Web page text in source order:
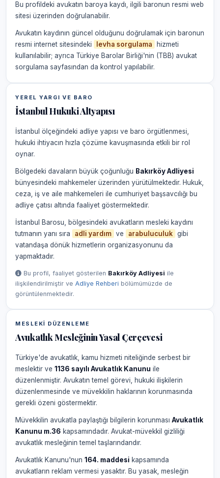
Bu profildeki avukatın baroya kaydı, ilgili baronun resmi web
sitesi üzerinden doğrulanabilir.
Avukatın kaydının güncel olduğunu doğrulamak için baronun
resmi internet sitesindeki
levha sorgulama
hizmeti
kullanılabilir; ayrıca Türkiye Barolar Birliği'nin (TBB) avukat
sorgulama sayfasından da kontrol yapılabilir.
YEREL YARGI VE BARO
İstanbul Hukuki Altyapısı
İstanbul ölçeğindeki adliye yapısı ve baro örgütlenmesi,
hukuki ihtiyacın hızla çözüme kavuşmasında etkili bir rol
oynar.
Bölgedeki davaların büyük çoğunluğu Bakırköy Adliyesi
bünyesindeki mahkemeler üzerinden yürütülmektedir. Hukuk,
ceza, iş ve aile mahkemeleri ile cumhuriyet başsavcılığı bu
adliye çatısı altında faaliyet göstermektedir.
İstanbul Barosu, bölgesindeki avukatların mesleki kaydını
tutmanın yanı sıra
adli yardım ve arabuluculuk gibi
vatandaşa dönük hizmetlerin organizasyonunu da
yapmaktadır.
Bu profil, faaliyet gösterilen Bakırköy Adliyesi ile
ilişkilendirilmiştir ve Adliye Rehberi bölümümüzde de
görüntülenmektedir.
MESLEKI DÜZENLEME
Avukatlık Mesleğinin Yasal Çerçevesi
Türkiye'de avukatlık, kamu hizmeti niteliğinde serbest bir
meslektir ve 1136 sayılı Avukatlık Kanunu ile
düzenlenmiştir. Avukatın temel görevi, hukuki ilişkilerin
düzenlenmesinde ve müvekkilin haklarının korunmasında
gerekli özeni göstermektir.
Müvekkilin avukatla paylaştığı bilgilerin korunması Avukatlık
Kanunu m.36 kapsamındadır. Avukat-müvekkil gizliliği
avukatlık mesleğinin temel taşlarındandır.
Avukatlık Kanunu'nun 164. maddesi kapsamında
avukatların reklam vermesi yasaktır. Bu yasak, mesleğin